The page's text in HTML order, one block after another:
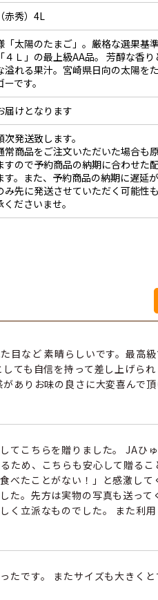
赤秀）4L
「太陽のたまご」。厳格な選果基
４Ｌ」の最上級AA品。 芳醇な香り
溢れる果汁。宮崎県日向の太陽を
です。
届けとなります
発送致します。
商品をご注文いただいた場合も
すので予約商品の納期に合わせた
す。また、予約商品の納期に遅延
み先に発送させていただく可能性
ださいませ。
目など 素晴らしいです。最高
ても自信を持って差し上げら
ありお味の良さに大変喜んで
てこちらを贈りました。 JAひ
ため、こちらも安心して贈る
べたことがない！」と感激して
た。先方は実物の写真も送って
く立派なものでした。 また利用
たです。 またサイズも大きくと